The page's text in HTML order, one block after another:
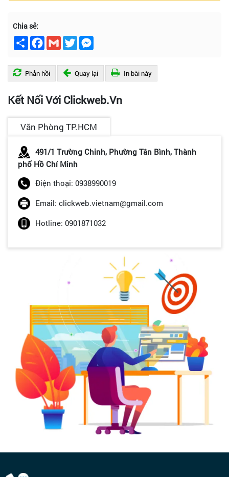
Chia sẻ:
Chia
sẻ
Facebook
GmailTwitter
Phản hồi Quay lại In bài này
Kết Nối Với Clickweb.vn
Văn Phòng TP.HCM
491/1 Trường Chinh, Phường Tân Bình, Thành
phố Hồ Chí Minh
Điện thoại: 0938990019
Email: clickweb.vietnam@gmail.com
Hotline: 0901871032